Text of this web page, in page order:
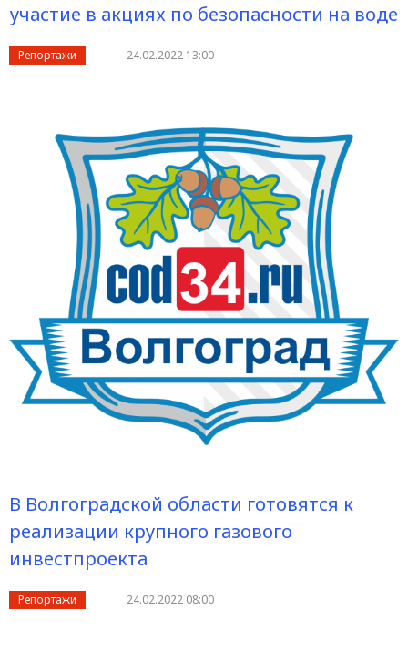
участие в акциях по безопасности на воде
Репортажи 24.02.2022 13:00
В Волгоградской области готовятся к
реализации крупного газового
инвестпроекта
Репортажи 24.02.2022 08:00